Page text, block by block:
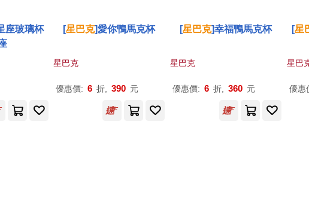
座玻璃杯
[星巴克]愛你鴨馬克杯
星巴克
優惠價: 6 折, 390 元
[星巴克]幸福鴨馬克杯
星巴克
優惠價: 6 折, 360 元
[星
星巴
優惠